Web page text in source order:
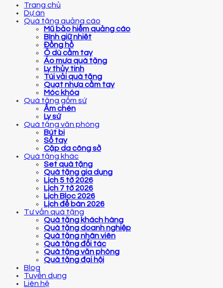
Trang chủ
Dự án
Quà tặng quảng cáo
Mũ bảo hiểm quảng cáo
Bình giữ nhiệt
Đồng hồ
Ô dù cầm tay
Áo mưa quà tặng
Ly thủy tinh
Túi vải quà tặng
Quạt nhựa cầm tay
Móc khóa
Quà tặng gốm sứ
Ấm chén
Ly sứ
Quà tặng văn phòng
Bút bi
Sổ tay
Cặp da công sở
Quà tặng khác
Set quà tặng
Quà tặng gia dụng
Lịch 5 tờ 2026
Lịch 7 tờ 2026
Lịch Bloc 2026
Lịch để bàn 2026
Tư vấn quà tặng
Quà tặng khách hàng
Quà tặng doanh nghiệp
Quà tặng nhân viên
Quà tặng đối tác
Quà tặng văn phòng
Quà tặng đại hội
Blog
Tuyển dụng
Liên hệ